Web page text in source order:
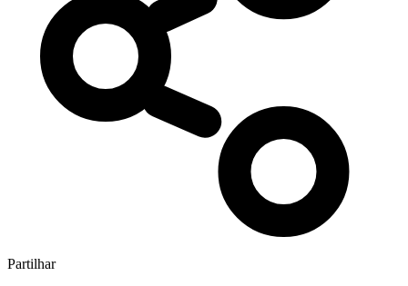
Partilhar